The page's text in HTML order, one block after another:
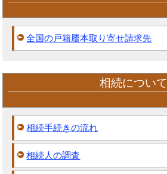
全国の戸籍謄本取り寄せ請求先
相続について
相続手続きの流れ
相続人の調査